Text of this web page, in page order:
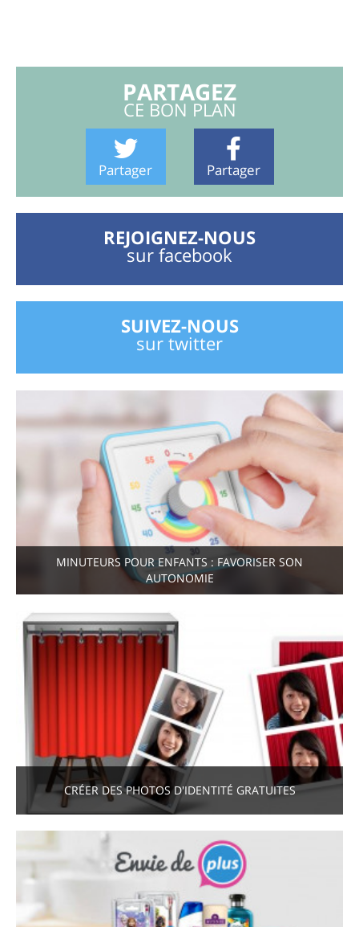
PARTAGEZ
CE BON PLAN
Partager Partager
REJOIGNEZ-NOUS
sur facebook
SUIVEZ-NOUS
sur twitter
MINUTEURS POUR ENFANTS : FAVORISER SON
AUTONOMIE
CRÉER DES PHOTOS D'IDENTITÉ GRATUITES